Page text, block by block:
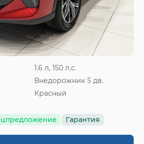
1.6 л, 150 л.с.
Внедорожник 5 дв.
Красный
Гарантия